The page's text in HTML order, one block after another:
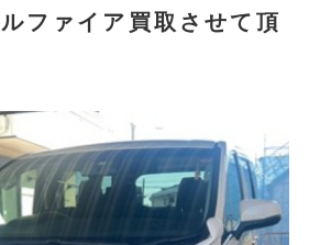
ファイア買取させて頂